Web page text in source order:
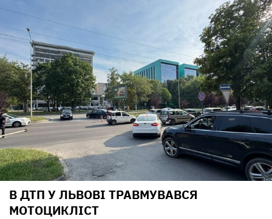
В ДТП У ЛЬВОВІ ТРАВМУВАВСЯ
МОТОЦИКЛІСТ